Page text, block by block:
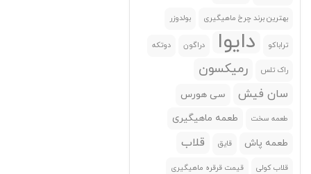
ریوجی (0)
ساپا(Sapa)
سان فیش (0)
سایدون(Seidon)
سی هورس
سیدون
بهترین برند چرخ ماهیگیری بولدوزر
تراباکو دایوا دراگون دوتکه
راک تلس رمیکسون
سان فیش سی هورس
طعمه سخت
طعمه ماهیگیری
طعمه پاش
قایق قلاب
قلاب کولی قیمت قرقره ماهیگیری